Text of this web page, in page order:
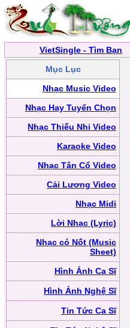
VietSingle - Tìm Bạn
Mục Lục
Nhạc Music Video
Nhạc Hay Tuyển Chọn
Nhạc Thiếu Nhi Video
Karaoke Video
Nhạc Tân Cổ Video
Cải Lương Video
Nhạc Midi
Lời Nhạc (Lyric)
Nhạc có Nốt (Music
Sheet)
Hình Ảnh Ca Sĩ
Hình Ảnh Nghệ Sĩ
Tin Tức Ca Sĩ